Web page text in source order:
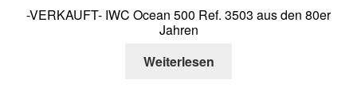
-VERKAUFT- IWC Ocean 500 Ref. 3503 aus den 80er
Jahren
Weiterlesen